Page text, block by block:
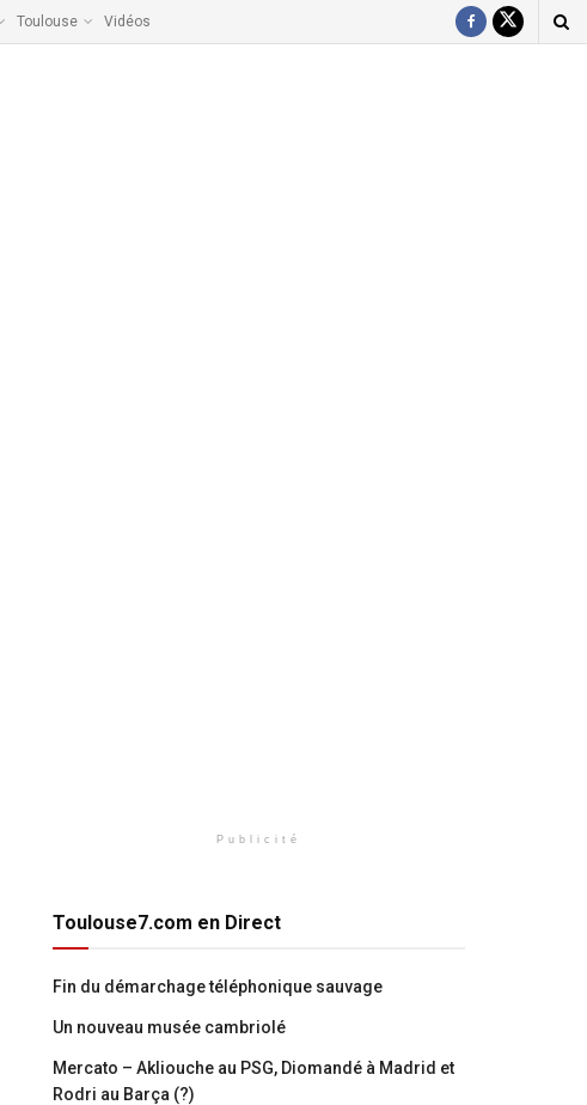
Toulouse Vidéos
Publicité
Toulouse7.com en Direct
Fin du démarchage téléphonique sauvage
Un nouveau musée cambriolé
Mercato – Akliouche au PSG, Diomandé à Madrid et
Rodri au Barça (?)